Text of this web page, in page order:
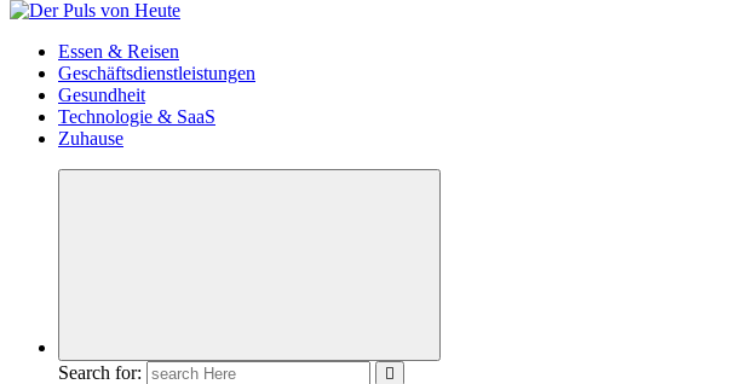
Meldungen die Resonanz finden
Essen & Reisen
Geschäftsdienstleistungen
Gesundheit
Technologie & SaaS
Zuhause
Search for: